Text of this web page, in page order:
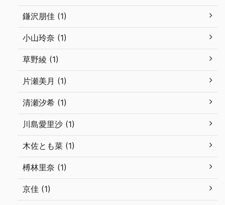
鎌沢朋佳 (1)
小山玲奈 (1)
草野綾 (1)
片瀬美月 (1)
清瀬汐希 (1)
川島愛里沙 (1)
木佐とも菜 (1)
榑林里奈 (1)
京佳 (1)